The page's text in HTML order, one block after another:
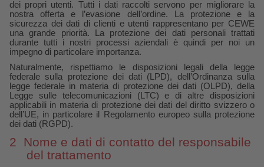
Custodia personalizzata
Tasca interna
FOTOLIBRO CEWE Kids
Copertina in pelle e lino
Primi passi
Come ordinare
Nature Prints
Poster premium
Set di foto
Foto adesivi
Foto istantanee
Fototessere biometriche
Poster con mappa
Collage fotografico
hexxas
Plexiglas
Poster in alluminio
Foto su legno
Altre occasioni
Biglietti pieghevoli
Foto biglietti
Cartoline postali
Cartoline singole con spedizione diretta
CEWE myPhotos
Giochi
Scuola e ufficio
Animali domestici
Faber-Castell
Stampe artistiche
Foto-box regalo
Cover in silicone
Cover rigide
Cover in pelle
Cover in legno
Cover cellulare con tracolla
Con design
Calendari da parete con design
Calendario da parete A4
Calendario da parete A4 Panoramico
Calendario da parete A3
Calendario da tavolo quadrato
CEWE myPhotos
per il compleanno
Regali per la festa della mamma
Regali d’addio
Fotoregali per Pasqua
per gli sposi
per l’addio al nubilato
Matrimonio
Annuario
Concorsi fotografici
Storie dei clienti
App
dei propri utenti. Tutti i dati raccolti servono per migliorare la
nostra offerta e l’evasione dell’ordine. La protezione e la
sicurezza dei dati di clienti e utenti rappresentano per CEWE
una grande priorità. La protezione dei dati personali trattati
durante tutti i nostri processi aziendali è quindi per noi un
impegno di particolare importanza.
Naturalmente, rispettiamo le disposizioni legali della legge
federale sulla protezione dei dati (LPD), dell’Ordinanza sulla
legge federale in materia di protezione dei dati (OLPD), della
Legge sulle telecomunicazioni (LTC) e di altre disposizioni
applicabili in materia di protezione dei dati del diritto svizzero o
dell’UE, in particolare il Regolamento europeo sulla protezione
dei dati (RGPD).
2
Nome e dati di contatto del responsabile
del trattamento